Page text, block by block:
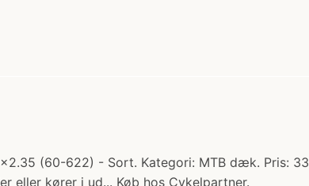
(60-622) - Sort. Kategori: MTB dæk. Pris:
eller kører i ud... Køb hos Cykelpartner.